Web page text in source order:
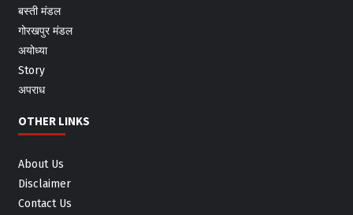
बस्ती मंडल
गोरखपुर मंडल
अयोध्या
Story
अपराध
OTHER LINKS
About Us
Disclaimer
Contact Us